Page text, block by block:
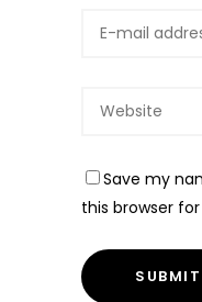
Save my
this browser